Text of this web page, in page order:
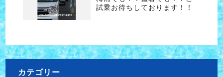
試乗お待ちしております！！
カテゴリー